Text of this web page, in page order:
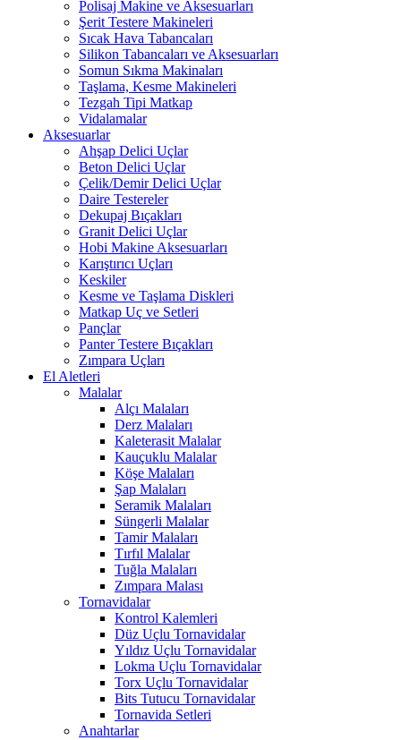
Polisaj Makine ve Aksesuarları
Şerit Testere Makineleri
Sıcak Hava Tabancaları
Silikon Tabancaları ve Aksesuarları
Somun Sıkma Makinaları
Taşlama, Kesme Makineleri
Tezgah Tipi Matkap
Vidalamalar
Aksesuarlar
Ahşap Delici Uçlar
Beton Delici Uçlar
Çelik/Demir Delici Uçlar
Daire Testereler
Dekupaj Bıçakları
Granit Delici Uçlar
Hobi Makine Aksesuarları
Karıştırıcı Uçları
Keskiler
Kesme ve Taşlama Diskleri
Matkap Uç ve Setleri
Pançlar
Panter Testere Bıçakları
Zımpara Uçları
El Aletleri
Malalar
Alçı Malaları
Derz Malaları
Kaleterasit Malalar
Kauçuklu Malalar
Köşe Malaları
Şap Malaları
Seramik Malaları
Süngerli Malalar
Tamir Malaları
Tırfıl Malalar
Tuğla Malaları
Zımpara Malası
Tornavidalar
Kontrol Kalemleri
Düz Uçlu Tornavidalar
Yıldız Uçlu Tornavidalar
Lokma Uçlu Tornavidalar
Torx Uçlu Tornavidalar
Bits Tutucu Tornavidalar
Tornavida Setleri
Anahtarlar